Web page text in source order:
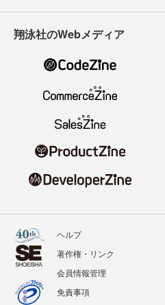
翔泳社のWebメディア
ヘルプ
著作権・リンク
会員情報管理
免責事項